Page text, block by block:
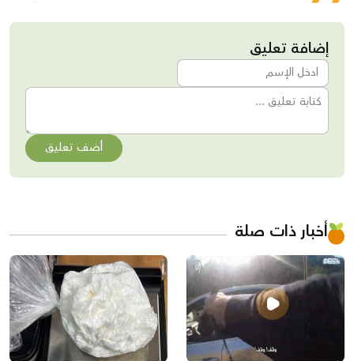
إضافة تعليق
أضف تعليق
أخبار ذات صلة